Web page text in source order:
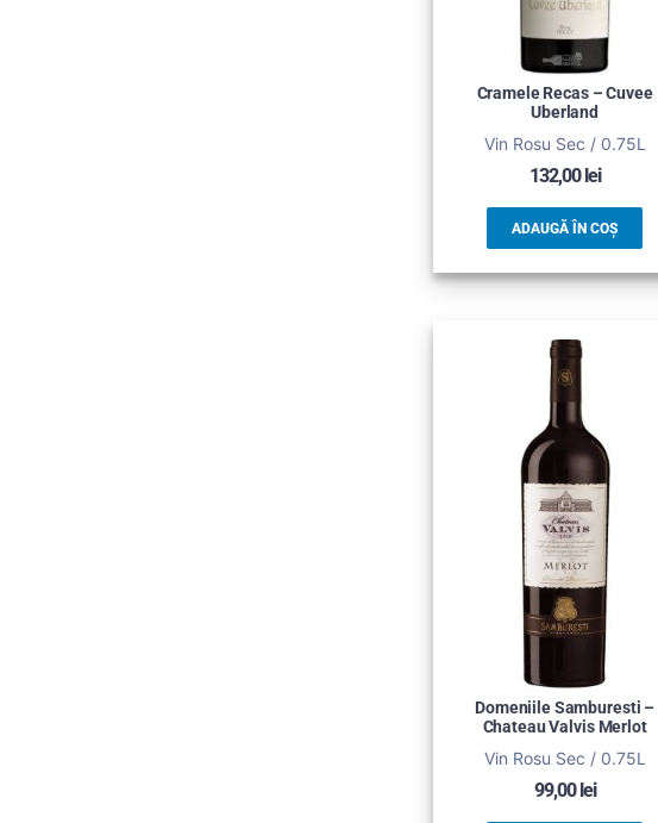
Cramele Recas – Cuvee
Uberland
Vin Rosu Sec / 0.75L
132,00lei
ADAUGĂ ÎN COȘ
Domeniile Samburesti –
Chateau Valvis Merlot
Vin Rosu Sec / 0.75L
99,00lei